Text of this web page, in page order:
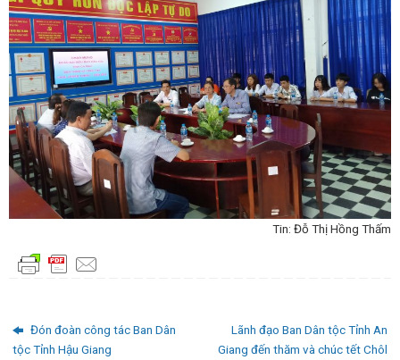
Tin: Đỗ Thị Hồng Thấm
Đón đoàn công tác Ban Dân
tộc Tỉnh Hậu Giang
Lãnh đạo Ban Dân tộc Tỉnh An
Giang đến thăm và chúc tết Chôl